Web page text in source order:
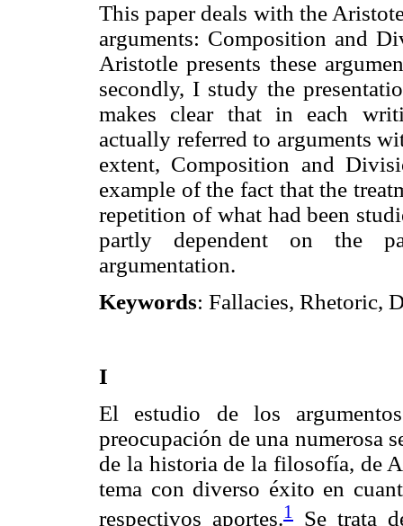
This paper deals with the
arguments: Composition and
Aristotle presents these
secondly, I study the
makes clear that in each
actually referred to arguments
extent, Composition and
example of the fact that the
repetition of what had been
partly dependent on the
argumentation.
Keywords: Fallacies, Rhetoric,
I
El estudio de los
preocupación de una numerosa
de la historia de la filosofía, de
tema con diverso éxito en
respectivos aportes.1
Se trata